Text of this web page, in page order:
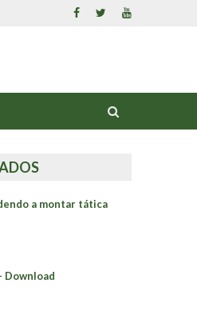
a montar tática
Download